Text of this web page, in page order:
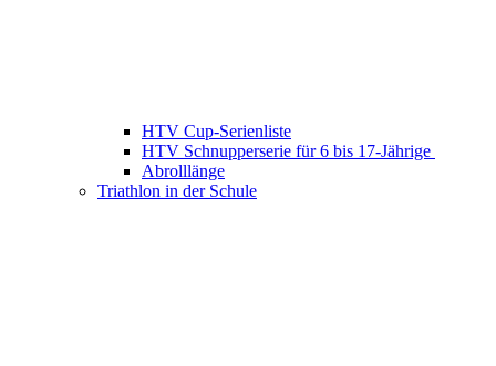
HTV Cup-Serienliste
HTV Schnupperserie für 6 bis 17-Jährige
Abrolllänge
Triathlon in der Schule